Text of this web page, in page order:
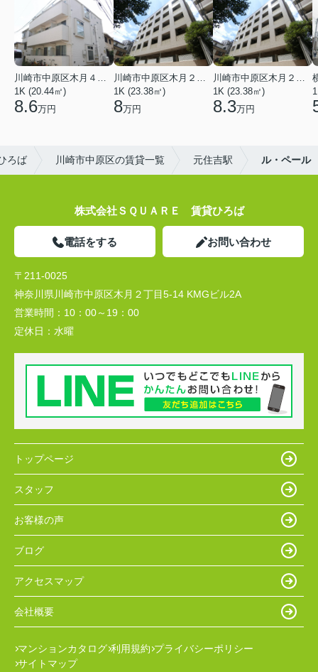
川崎市中原区木月４丁目
1K (20.44㎡)
8.6万円
川崎市中原区木月２丁目
1K (23.38㎡)
8万円
川崎市中原区木月２丁目
1K (23.38㎡)
8.3万円
ろば 川崎市中原区の賃貸一覧 元住吉駅 ル・ペール
株式会社ＳＱＵＡＲＥ 賃貸ひろば
電話をする お問い合わせ
〒211-0025
神奈川県川崎市中原区木月２丁目5-14 KMGビル2A
営業時間： 10：00～19：00
定休日： 水曜
トップページ
スタッフ
お客様の声
ブログ
アクセスマップ
会社概要
マンションカタログ 利用規約 プライバシーポリシー
サイトマップ